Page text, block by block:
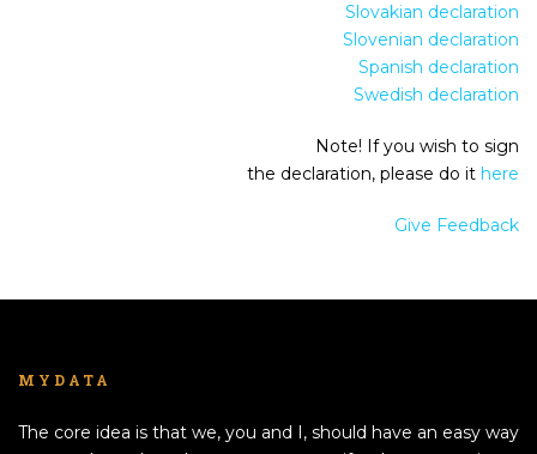
Slovakian declaration
Slovenian declaration
Spanish declaration
Swedish declaration
Note! If you wish to sign
the declaration, please do it here
Give Feedback
MYDATA
The core idea is that we, you and I, should have an easy way